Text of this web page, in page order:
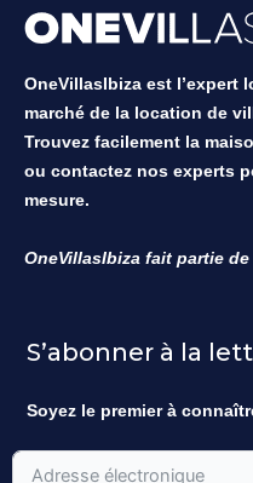
OneVillasIbiza est l’expert
marché de la location de
Trouvez facilement la
ou contactez nos experts
mesure.
OneVillasIbiza fait partie de
S’abonner à la
Soyez le premier à